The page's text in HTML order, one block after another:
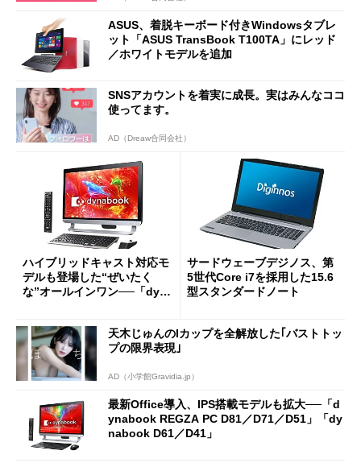
ASUS、着脱キーボード付きWindowsタブレ
ット「ASUS TransBook T100TA」にレッド
／ホワイトモデルを追加
SNSアカウントを着実に成長。実はみんなココ
使ってます。
AD（Dreaw合同会社）
ハイブリッドキャスト対応モ
デルも登場した“ぜいたく
な”オールインワン──「dyna
サードウェーブデジノス、第
5世代Core i7を採用した15.6
型スタンダードノート
天木じゅんのIカップを全解放した｢バストトッ
プの限界表現｣
AD（小学館Gravidia.jp）
最新Office導入、IPS搭載モデルも拡大──「d
ynabook REGZA PC D81／D71／D51」「dy
nabook D61／D41」